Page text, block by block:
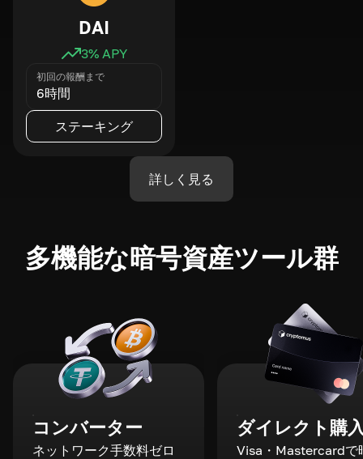
DAI
3% APY
初回の報酬まで
6時間
ステーキング
詳しく見る
多機能な暗号資産ツール群
コンバーター
ネットワーク手数料ゼロ
ダイレクト購
Visa・Mastercardで